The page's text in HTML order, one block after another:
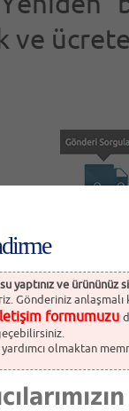
yaptınız ve ürününüz
Gönderiniz anlaşmalı
formumuzu
yardımcı olmaktan
ve